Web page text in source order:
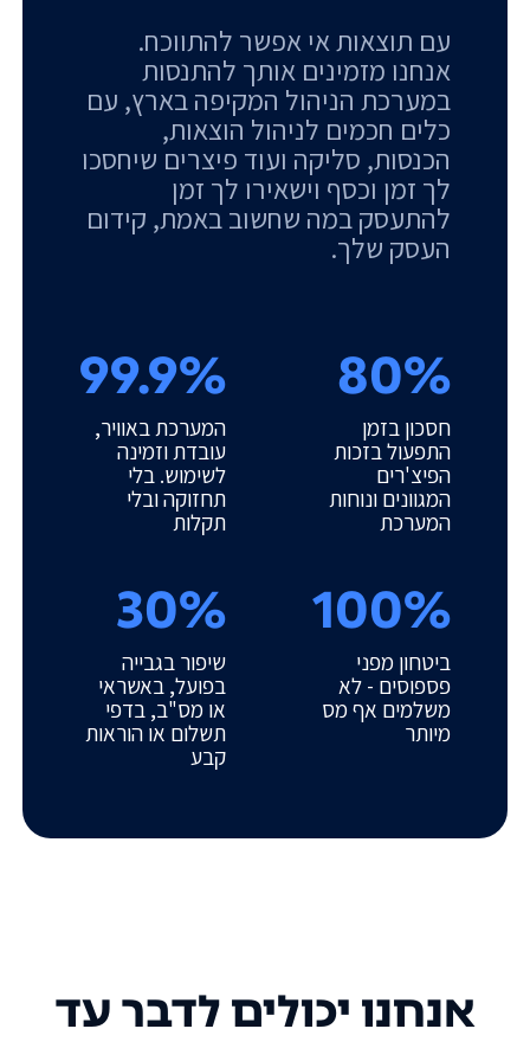
99.9%
המערכת באוויר,
עובדת וזמינה
לשימוש. בלי
תחזוקה ובלי
תקלות
80%
חסכון בזמן
התפעול בזכות
הפיצ'רים
המגוונים ונוחות
המערכת
30%
שיפור בגבייה
בפועל, באשראי
או מס"ב, בדפי
תשלום או הוראות
קבע
100%
ביטחון מפני
פספוסים - לא
משלמים אף מס
מיותר
עם תוצאות אי אפשר להתווכח.
אנחנו מזמינים אותך להתנסות
במערכת הניהול המקיפה בארץ, עם
כלים חכמים לניהול הוצאות,
הכנסות, סליקה ועוד פיצרים שיחסכו
לך זמן וכסף וישאירו לך זמן
להתעסק במה שחשוב באמת, קידום
העסק שלך.
אנחנו יכולים לדבר עד